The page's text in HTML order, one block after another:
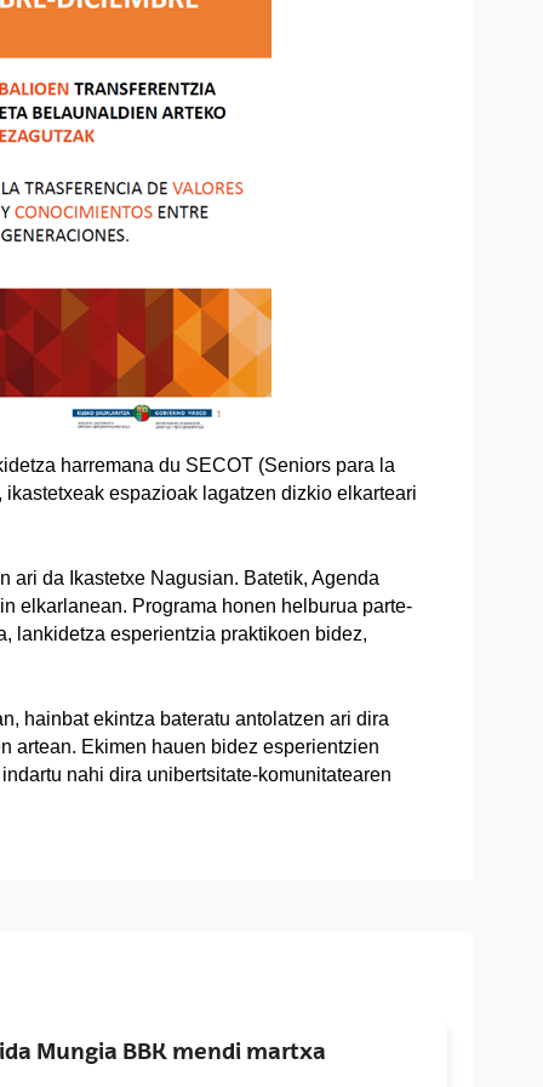
harremana du SECOT (Seniors para la
espazioak lagatzen dizkio elkarteari
ari da Ikastetxe Nagusian. Batetik, Agenda
elkarlanean. Programa honen helburua parte-
lankidetza esperientzia praktikoen bidez,
hainbat ekintza bateratu antolatzen ari dira
artean. Ekimen hauen bidez esperientzien
nahi dira unibertsitate-komunitatearen
Mungia BBK mendi martxa